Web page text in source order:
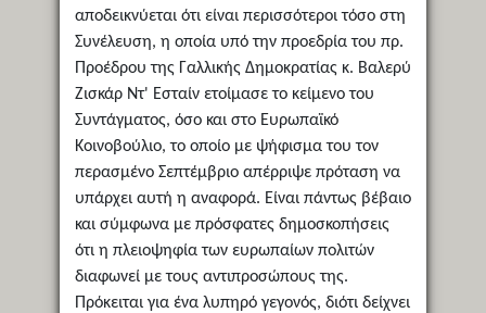
αποδεικνύεται ότι είναι περισσότεροι τόσο στη
Συνέλευση, η οποία υπό την προεδρία του πρ.
Προέδρου της Γαλλικής Δημοκρατίας κ. Βαλερύ
Ζισκάρ Ντ' Εσταίν ετοίμασε το κείμενο του
Συντάγματος, όσο και στο Ευρωπαϊκό
Κοινοβούλιο, το οποίο με ψήφισμα του τον
περασμένο Σεπτέμβριο απέρριψε πρόταση να
υπάρχει αυτή η αναφορά. Είναι πάντως βέβαιο
και σύμφωνα με πρόσφατες δημοσκοπήσεις
ότι η πλειοψηφία των ευρωπαίων πολιτών
διαφωνεί με τους αντιπροσώπους της.
Πρόκειται για ένα λυπηρό γεγονός, διότι δείχνει